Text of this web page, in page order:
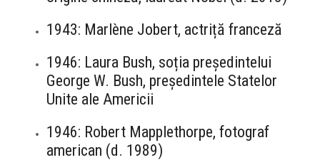
1943: Marlène Jobert, actriță franceză
1946: Laura Bush, soția președintelui
George W. Bush, președintele Statelor
Unite ale Americii
1946: Robert Mapplethorpe, fotograf
american (d. 1989)